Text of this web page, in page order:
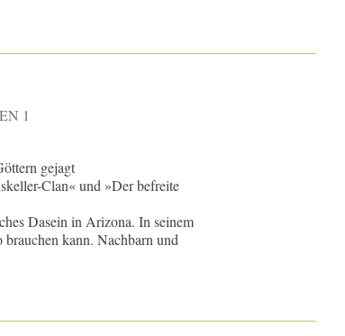
1
gejagt
Clan« und »Der befreite
Dasein in Arizona. In seinem
kann. Nachbarn und